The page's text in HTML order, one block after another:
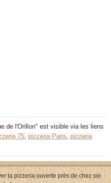
de l'Orillon" est visible via les liens
75 pizzeria Paris pizzeria
la pizzeria ouverte près de chez soi